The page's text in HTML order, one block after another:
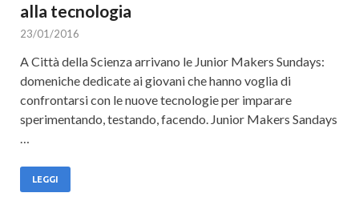
alla tecnologia
23/01/2016
A Città della Scienza arrivano le Junior Makers Sundays:
domeniche dedicate ai giovani che hanno voglia di
confrontarsi con le nuove tecnologie per imparare
sperimentando, testando, facendo. Junior Makers Sandays
…
LEGGI